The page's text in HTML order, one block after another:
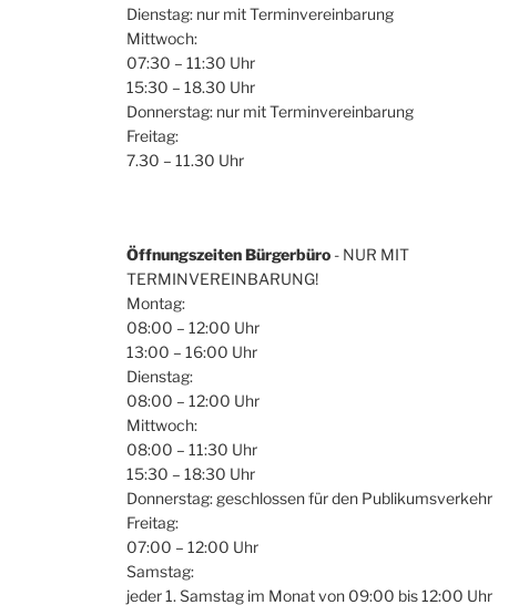
Dienstag: nur mit Terminvereinbarung
Mittwoch:
07:30 – 11:30 Uhr
15:30 – 18.30 Uhr
Donnerstag: nur mit Terminvereinbarung
Freitag:
7.30 – 11.30 Uhr
Öffnungszeiten Bürgerbüro - NUR MIT
TERMINVEREINBARUNG!
Montag:
08:00 – 12:00 Uhr
13:00 – 16:00 Uhr
Dienstag:
08:00 – 12:00 Uhr
Mittwoch:
08:00 – 11:30 Uhr
15:30 – 18:30 Uhr
Donnerstag: geschlossen für den Publikumsverkehr
Freitag:
07:00 – 12:00 Uhr
Samstag:
jeder 1. Samstag im Monat von 09:00 bis 12:00 Uhr